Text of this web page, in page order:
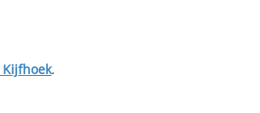
Kijfhoek.